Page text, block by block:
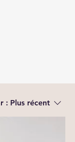
: Plus récent